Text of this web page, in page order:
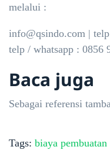
melalui :
info@qsindo.com |
telp / whatsapp : 0856
Baca juga
Sebagai referensi
Tags: biaya